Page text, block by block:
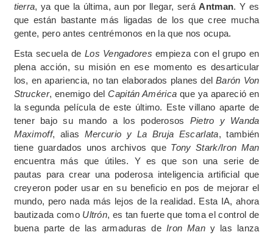
tierra, ya que la última, aun por llegar, seráAntman. Y es
que están bastante más ligadas de los que cree mucha
gente, pero antes centrémonos en la que nos ocupa.
Esta secuela de Los Vengadores empieza con el grupo en
plena acción, su misión en ese momento es desarticular
los, en apariencia, no tan elaborados planes delBarón Von
Strucker, enemigo delCapitán América que ya apareció en
la segunda película de este último. Este villano aparte de
tener bajo su mando a los poderosos Pietro y Wanda
Maximoff, alias Mercurio y La Bruja Escarlata, también
tiene guardados unos archivos que Tony Stark/Iron Man
encuentra más que útiles. Y es que son una serie de
pautas para crear una poderosa inteligencia artificial que
creyeron poder usar en su beneficio en pos de mejorar el
mundo, pero nada más lejos de la realidad. Esta IA, ahora
bautizada como Ultrón, es tan fuerte que toma el control de
buena parte de las armaduras de Iron Many las lanza